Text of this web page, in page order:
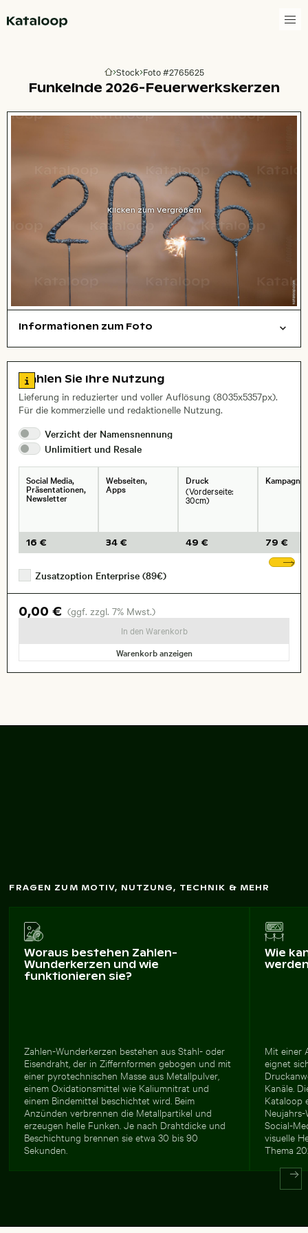
Zur Homepage
Stock Foto #2765625
Funkelnde 2026-Feuerwerkskerzen
Klicken zum Vergrößern
Informationen zum Foto
Zu den Lizenzinformationen springen
Wählen Sie Ihre Nutzung
Lieferung in reduzierter und voller Auflösung (8035x5357px).
Für die kommerzielle und redaktionelle Nutzung.
Verzicht der Namensnennung
Unlimitiert und Resale
Social Media,
Präsentationen,
Newsletter
16 €
Webseiten,
Apps
34 €
Druck
(Vorderseite:
30cm)
49 € 79 €
Zusatzoption Enterprise (89€)
0,00 € (ggf. zzgl. 7% Mwst.)
In den Warenkorb
Warenkorb anzeigen
FRAGEN ZUM MOTIV, NUTZUNG, TECHNIK & MEHR
Woraus bestehen Zahlen-
Wunderkerzen und wie
funktionieren sie?
Zahlen-Wunderkerzen bestehen aus Stahl- oder
Eisendraht, der in Ziffernformen gebogen und mit
einer pyrotechnischen Masse aus Metallpulver,
einem Oxidationsmittel wie Kaliumnitrat und
einem Bindemittel beschichtet wird. Beim
Anzünden verbrennen die Metallpartikel und
erzeugen helle Funken. Je nach Drahtdicke und
Beschichtung brennen sie etwa 30 bis 90
Sekunden.
Wie
Mit einer
eignet
Kanäle.
Kataloop
Social-
visuelle
Thema